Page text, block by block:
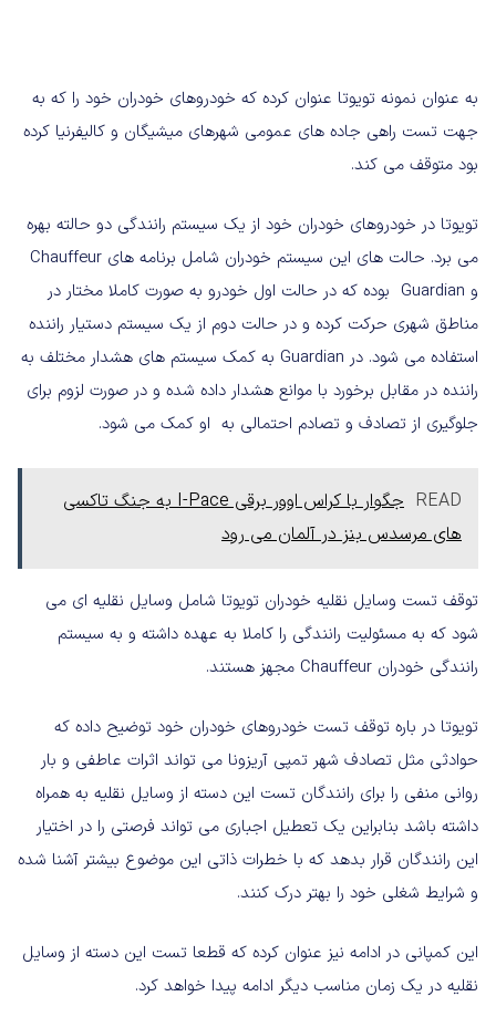
به عنوان نمونه تویوتا عنوان کرده که خودروهای خودران خود را که به
جهت تست راهی جاده های عمومی شهرهای میشیگان و کالیفرنیا کرده
بود متوقف می کند.
تویوتا در خودروهای خودران خود از یک سیستم رانندگی دو حالته بهره
و Guardian بوده که در حالت اول خودرو به صورت کاملا مختار در
مناطق شهری حرکت کرده و در حالت دوم از یک سیستم دستیار راننده
استفاده می شود. در Guardian به کمک سیستم های هشدار مختلف به
راننده در مقابل برخورد با موانع هشدار داده شده و در صورت لزوم برای
جلوگیری از تصادف و تصادم احتمالی به او کمک می شود.
READ
جگوار با کراس اوور برقی I-Pace به جنگ تاکسی
های مرسدس بنز در آلمان می رود
توقف تست وسایل نقلیه خودران تویوتا شامل وسایل نقلیه ای می
شود که به مسئولیت رانندگی را کاملا به عهده داشته و به سیستم
رانندگی خودران Chauffeur مجهز هستند.
تویوتا در باره توقف تست خودروهای خودران خود توضیح داده که
حوادثی مثل تصادف شهر تمپی آریزونا می تواند اثرات عاطفی و بار
روانی منفی را برای رانندگان تست این دسته از وسایل نقلیه به همراه
داشته باشد بنابراین یک تعطیل اجباری می تواند فرصتی را در اختیار
این رانندگان قرار بدهد که با خطرات ذاتی این موضوع بیشتر آشنا شده
و شرایط شغلی خود را بهتر درک کنند.
این کمپانی در ادامه نیز عنوان کرده که قطعا تست این دسته از وسایل
نقلیه در یک زمان مناسب دیگر ادامه پیدا خواهد کرد.